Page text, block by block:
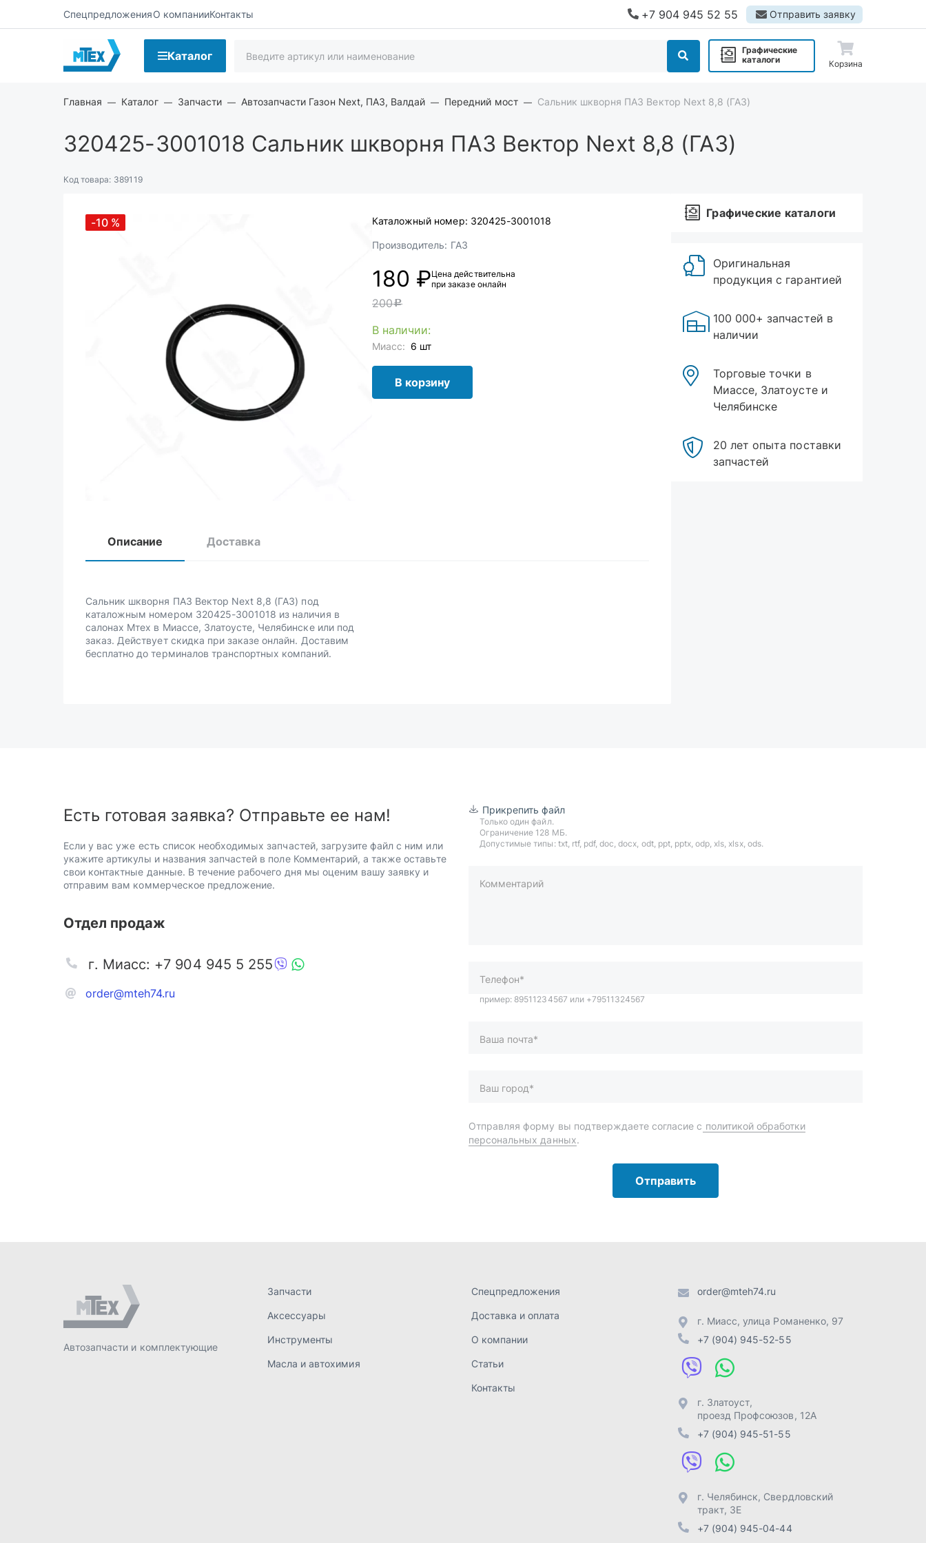
СпецпредложенияО компанииКонтакты +7 904 945 52 55 Отправить заявку
Каталог
Графические
каталоги
Корзина
Главная Каталог Запчасти Автозапчасти Газон Next, ПАЗ, Валдай Передний мост Сальник шкворня ПАЗ Вектор Next 8,8 (ГАЗ)
320425-3001018 Сальник шкворня ПАЗ Вектор Next 8,8 (ГАЗ)
Код товара: 389119
-10 % Каталожный номер: 320425-3001018
Производитель: ГАЗ
180 ₽Цена действительна
при заказе онлайн
200c
В наличии:
Миасс: 6 шт
В корзину
Описание Доставка
Сальник шкворня ПАЗ Вектор Next 8,8 (ГАЗ) под
каталожным номером 320425-3001018 из наличия в
салонах Мтех в Миассе, Златоусте, Челябинске или под
заказ. Действует скидка при заказе онлайн. Доставим
бесплатно до терминалов транспортных компаний.
Графические каталоги
Оригинальная
продукция с гарантией
100 000+ запчастей в
наличии
Торговые точки в
Миассе, Златоусте и
Челябинске
20 лет опыта поставки
запчастей
Есть готовая заявка? Отправьте ее нам!
Если у вас уже есть список необходимых запчастей, загрузите файл с ним или
укажите артикулы и названия запчастей в поле Комментарий, а также оставьте
свои контактные данные. В течение рабочего дня мы оценим вашу заявку и
отправим вам коммерческое предложение.
Отдел продаж
order@mteh74.ru
г. Миасс: +7 904 945 5 255
Прикрепить файл
Только один файл.
Ограничение 128 МБ.
Допустимые типы: txt, rtf, pdf, doc, docx, odt, ppt, pptx, odp, xls, xlsx, ods.
Комментарий
пример: 89511234567 или +79511324567
Отправить
Доставка и оплата
+7 (904) 945-52-55
г. Челябинск,Свердловский
тракт, 3Е
Отправить заявку
Разработка -